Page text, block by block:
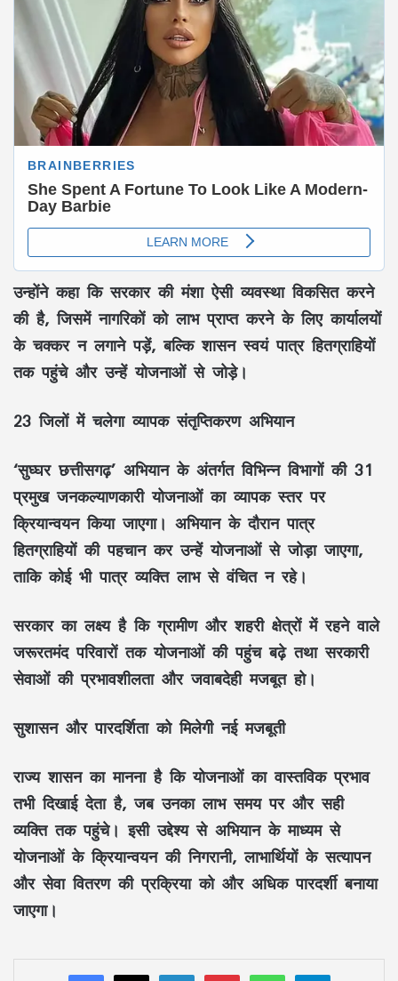
उन्होंने कहा कि सरकार की मंशा ऐसी व्यवस्था विकसित करने
की है, जिसमें नागरिकों को लाभ प्राप्त करने के लिए कार्यालयों
के चक्कर न लगाने पड़ें, बल्कि शासन स्वयं पात्र हितग्राहियों
तक पहुंचे और उन्हें योजनाओं से जोड़े।
23 जिलों में चलेगा व्यापक संतृप्तिकरण अभियान
‘सुघ्घर छत्तीसगढ़’ अभियान के अंतर्गत विभिन्न विभागों की 31
प्रमुख जनकल्याणकारी योजनाओं का व्यापक स्तर पर
क्रियान्वयन किया जाएगा। अभियान के दौरान पात्र
हितग्राहियों की पहचान कर उन्हें योजनाओं से जोड़ा जाएगा,
ताकि कोई भी पात्र व्यक्ति लाभ से वंचित न रहे।
सरकार का लक्ष्य है कि ग्रामीण और शहरी क्षेत्रों में रहने वाले
जरूरतमंद परिवारों तक योजनाओं की पहुंच बढ़े तथा सरकारी
सेवाओं की प्रभावशीलता और जवाबदेही मजबूत हो।
सुशासन और पारदर्शिता को मिलेगी नई मजबूती
राज्य शासन का मानना है कि योजनाओं का वास्तविक प्रभाव
तभी दिखाई देता है, जब उनका लाभ समय पर और सही
व्यक्ति तक पहुंचे। इसी उद्देश्य से अभियान के माध्यम से
योजनाओं के क्रियान्वयन की निगरानी, लाभार्थियों के सत्यापन
और सेवा वितरण की प्रक्रिया को और अधिक पारदर्शी बनाया
जाएगा।
LinkedInPinterestWhatsAppTelegram